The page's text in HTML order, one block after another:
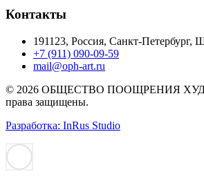
Контакты
191123, Россия, Санкт-Петербург,
+7 (911) 090-09-59
mail@oph-art.ru
© 2026 ОБЩЕСТВО ПООЩРЕНИЯ
права защищены.
Разработка: InRus Studio